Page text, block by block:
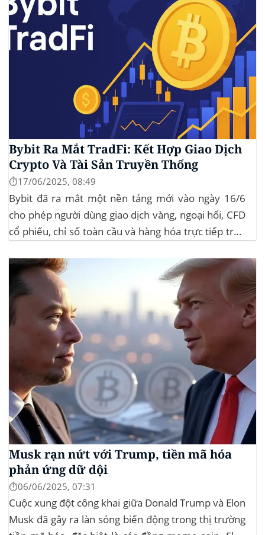
Bybit Ra Mắt TradFi: Kết Hợp Giao Dịch
Crypto Và Tài Sản Truyền Thống
⏱️17/06/2025, 08:49
Bybit đã ra mắt một nền tảng mới vào ngày 16/6
cho phép người dùng giao dịch vàng, ngoại hối, CFD
cổ phiếu, chỉ số toàn cầu và hàng hóa trực tiếp trên
giao dịch tiền mã hóa...
Musk rạn nứt với Trump, tiền mã hóa
phản ứng dữ dội
⏱️06/06/2025, 07:31
Cuộc xung đột công khai giữa Donald Trump và Elon
Musk đã gây ra làn sóng biến động trong thị trường